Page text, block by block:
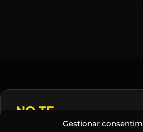
Gestionar
NO TE
PIERDAS